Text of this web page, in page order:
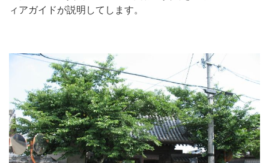
ィアガイドが説明してします。